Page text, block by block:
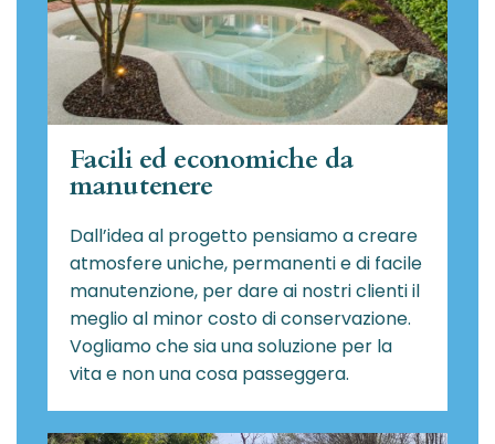
Facili ed economiche da
manutenere
Dall’idea al progetto pensiamo a creare
atmosfere uniche, permanenti e di facile
manutenzione, per dare ai nostri clienti il
meglio al minor costo di conservazione.
Vogliamo che sia una soluzione per la
vita e non una cosa passeggera.